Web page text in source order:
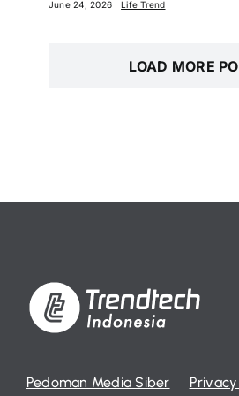
June 24, 2026 Life Trend
LOAD MORE
Pedoman Media Siber